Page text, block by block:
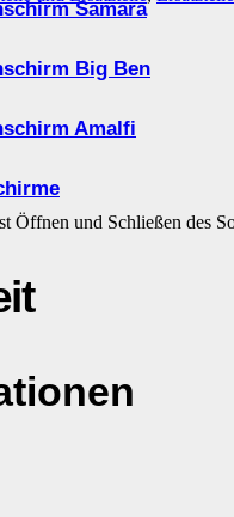
Samara
Big Ben
Amalfi
und Schließen des